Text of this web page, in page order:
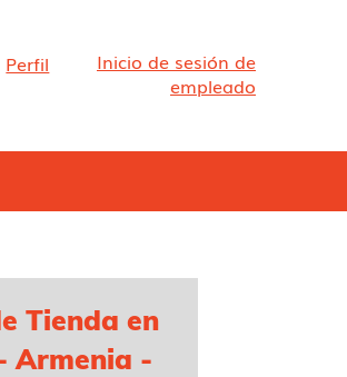
Perfil
Inicio de sesión de
empleado
Tienda en
Armenia -